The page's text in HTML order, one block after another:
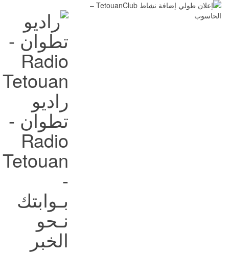
راديو
تطوان -
Radio
Tetouan
-
بـوابتك
نـحو
الخبر